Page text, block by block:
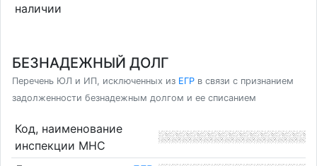
наличии
БЕЗНАДЕЖНЫЙ ДОЛГ
Перечень ЮЛ и ИП, исключенных из ЕГР в связи с признанием
задолженности безнадежным долгом и ее списанием
Код, наименование
инспекции МНС